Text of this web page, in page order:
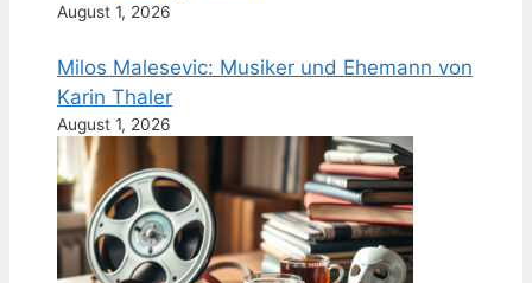
August 1, 2026
Milos Malesevic: Musiker und Ehemann von
Karin Thaler
August 1, 2026